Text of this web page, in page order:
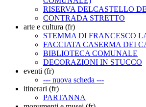
RISERVA DELCASTELLO
CONTRADA STRETTO
arte e cultura (fr)
STEMMA DI FRANCESCO
FACCIATA CASERMA DEI
BIBLIOTECA COMUNALE
DECORAZIONI IN STUCCO
eventi (fr)
--- nuova scheda ---
itinerari (fr)
PARTANNA